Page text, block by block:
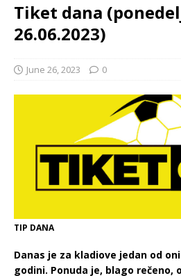
Tiket dana
26.06.2023)
June 26, 2023 0
TIP DANA
Danas je za kladiove jedan od
godini. Ponuda je, blago rečeno,